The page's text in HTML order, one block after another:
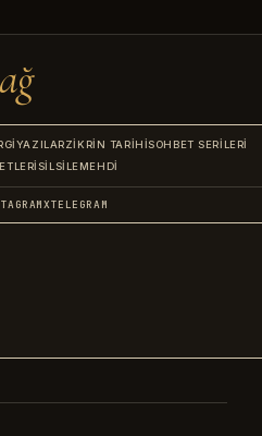
YAZILARZIKRIN TARIHISOHBET SERILERI
SILSILEMEHDI
XTELEGRAM